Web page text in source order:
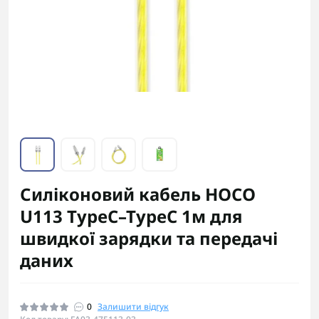
Силіконовий кабель HOCO
U113 TypeC–TypeC 1м для
швидкої зарядки та передачі
даних
0 Залишити відгук